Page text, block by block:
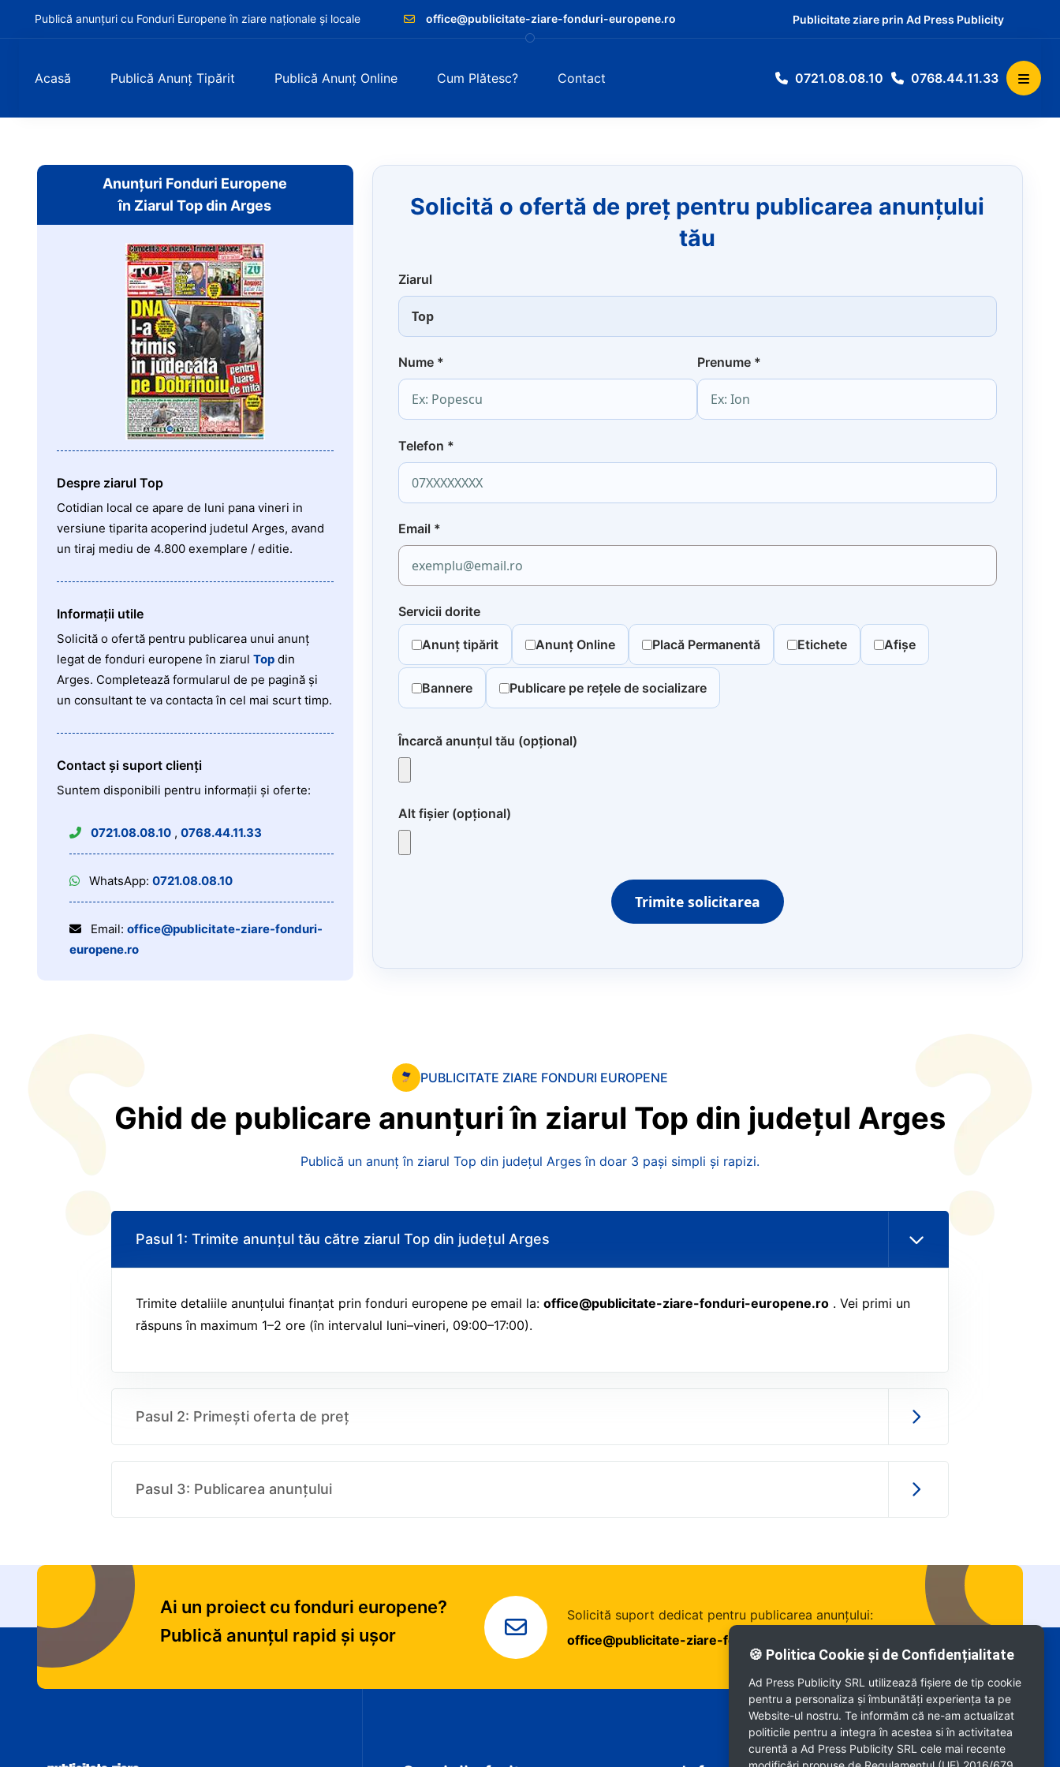
Publică anunțuri cu Fonduri Europene în ziare naționale și locale office@publicitate-ziare-fonduri-europene.ro Publicitate ziare prin Ad Press Publicity
Acasă Publică Anunț Tipărit Publică Anunț Online Cum Plătesc? Contact 0721.08.08.10 0768.44.11.33
Anunțuri Fonduri Europene
în Ziarul Top din Arges
Despre ziarul Top
Cotidian local ce apare de luni pana vineri in
versiune tiparita acoperind judetul Arges, avand
un tiraj mediu de 4.800 exemplare / editie.
Informații utile
Solicită o ofertă pentru publicarea unui anunț
legat de fonduri europene în ziarul Top din
Arges. Completează formularul de pe pagină și
un consultant te va contacta în cel mai scurt timp.
Contact și suport clienți
Suntem disponibili pentru informații și oferte:
0721.08.08.10 , 0768.44.11.33
WhatsApp: 0721.08.08.10
Email: office@publicitate-ziare-fonduri-
europene.ro
Solicită o ofertă de preț pentru publicarea anunțului
tău
Ziarul
Nume * Prenume *
Telefon *
Email *
Servicii dorite
Anunț tipărit Anunț Online Placă Permanentă Etichete Afișe
Bannere Publicare pe rețele de socializare
Încarcă anunțul tău (opțional)
Alt fișier (opțional)
Trimite solicitarea
PUBLICITATE ZIARE FONDURI EUROPENE
Ghid de publicare anunțuri în ziarul Top din județul Arges
Publică un anunț în ziarul Top din județul Arges în doar 3 pași simpli și rapizi.
Pasul 1: Trimite anunțul tău către ziarul Top din județul Arges
Trimite detaliile anunțului finanțat prin fonduri europene pe email la:office@publicitate-ziare-fonduri-europene.ro . Vei primi un
răspuns în maximum 1–2 ore (în intervalul luni–vineri, 09:00–17:00).
Pasul 2: Primești oferta de preț
Pasul 3: Publicarea anunțului
Ai un proiect cu fonduri europene?
Publică anunțul rapid și ușor
Solicită suport dedicat pentru publicarea anunțului:
office@publicitate-ziare-fonduri-europene.ro
🍪 Politica Cookie și de Confidențialitate
Ad Press Publicity SRL utilizează fişiere de tip cookie
pentru a personaliza și îmbunătăți experiența ta pe
Website-ul nostru. Te informăm că ne-am actualizat
politicile pentru a integra în acestea si în activitatea
curentă a Ad Press Publicity SRL cele mai recente